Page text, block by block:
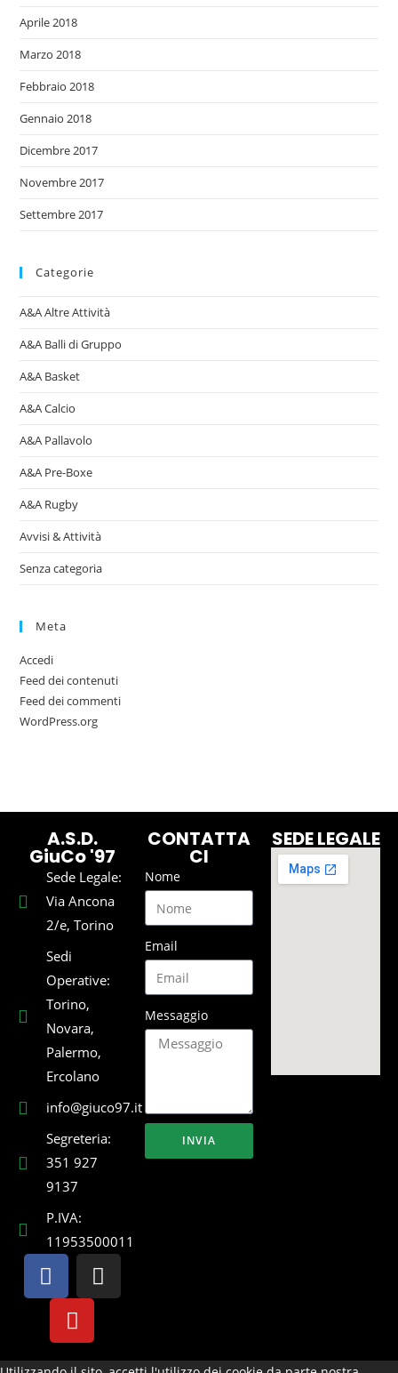
Aprile 2018
Marzo 2018
Febbraio 2018
Gennaio 2018
Dicembre 2017
Novembre 2017
Settembre 2017
Categorie
A&A Altre Attività
A&A Balli di Gruppo
A&A Basket
A&A Calcio
A&A Pallavolo
A&A Pre-Boxe
A&A Rugby
Avvisi & Attività
Senza categoria
Meta
Accedi
Feed dei contenuti
Feed dei commenti
WordPress.org
A.S.D.
GiuCo '97
Sede Legale:
Via Ancona
2/e, Torino
Sedi
Operative:
Torino,
Novara,
Palermo,
Ercolano
info@giuco97.it
Segreteria:
351 927
9137
P.IVA:
11953500011
CONTATTA
CI
Nome
Email
Messaggio
INVIA
SEDE LEGALE